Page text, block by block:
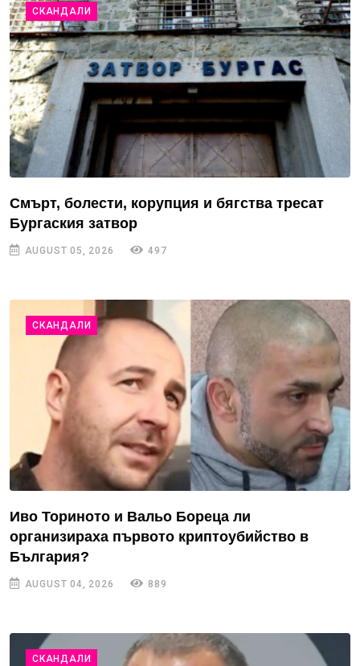
СКАНДАЛИ
Смърт, болести, корупция и бягства тресат
Бургаския затвор
AUGUST 05, 2026 497
СКАНДАЛИ
Иво Ториното и Вальо Бореца ли
организираха първото криптоубийство в
България?
AUGUST 04, 2026 889
СКАНДАЛИ